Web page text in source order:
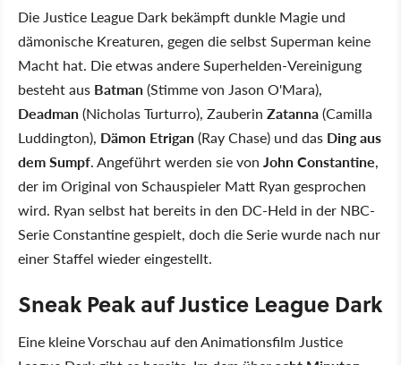
Die Justice League Dark bekämpft dunkle Magie und
dämonische Kreaturen, gegen die selbst Superman keine
Macht hat. Die etwas andere Superhelden-Vereinigung
besteht aus Batman(Stimme von Jason O'Mara),
Deadman(Nicholas Turturro), Zauberin Zatanna(Camilla
Luddington), Dämon Etrigan(Ray Chase) und das Ding aus
dem Sumpf. Angeführt werden sie von John Constantine,
der im Original von Schauspieler Matt Ryan gesprochen
wird. Ryan selbst hat bereits in den DC-Held in der NBC-
Serie Constantine gespielt, doch die Serie wurde nach nur
einer Staffel wieder eingestellt.
Sneak Peak auf Justice League Dark
Eine kleine Vorschau auf den Animationsfilm Justice